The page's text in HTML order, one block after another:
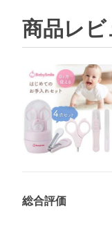
商品レビ
総合評価